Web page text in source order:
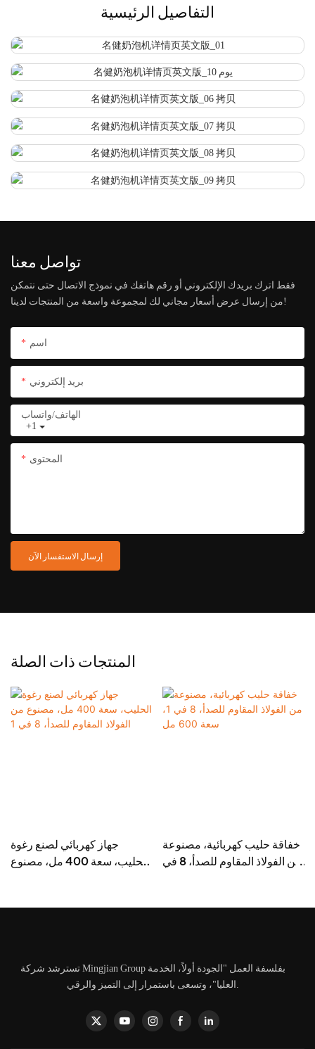
التفاصيل الرئيسية
تواصل معنا
فقط اترك بريدك الإلكتروني أو رقم هاتفك في نموذج الاتصال حتى نتمكن
من إرسال عرض أسعار مجاني لك لمجموعة واسعة من المنتجات لدينا!
اسم
بريد إلكتروني
+1
الهاتف/واتساب
المحتوى
إرسال الاستفسار الآن
المنتجات ذات الصلة
جهاز كهربائي لصنع رغوة
الحليب، سعة 400 مل، مصنوع
خفاقة حليب كهربائية، مصنوعة
من الفولاذ المقاوم للصدأ، 8 في
تسترشد شركة Mingjian Group بفلسفة العمل "الجودة أولاً، الخدمة